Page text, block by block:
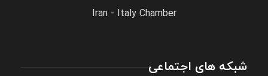
Iran - Italy Chamber
شبکه های اجتماعی